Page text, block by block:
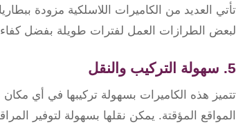
تأتي العديد من الكاميرات اللاسلكية مزودة
لبعض الطرازات العمل لفترات طويلة بفضل
5. سهولة التركيب والنقل
تتميز هذه الكاميرات بسهولة تركيبها في أي مكان
المواقع المؤقتة. يمكن نقلها بسهولة لتوفير